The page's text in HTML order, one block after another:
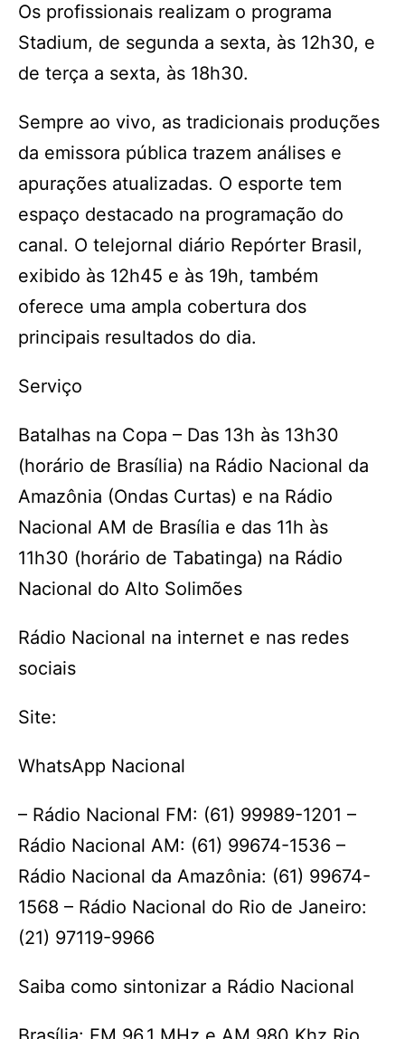
Os profissionais realizam o programa
Stadium, de segunda a sexta, às 12h30, e
de terça a sexta, às 18h30.
Sempre ao vivo, as tradicionais produções
da emissora pública trazem análises e
apurações atualizadas. O esporte tem
espaço destacado na programação do
canal. O telejornal diário Repórter Brasil,
exibido às 12h45 e às 19h, também
oferece uma ampla cobertura dos
principais resultados do dia.
Serviço
Batalhas na Copa – Das 13h às 13h30
(horário de Brasília) na Rádio Nacional da
Amazônia (Ondas Curtas) e na Rádio
Nacional AM de Brasília e das 11h às
11h30 (horário de Tabatinga) na Rádio
Nacional do Alto Solimões
Rádio Nacional na internet e nas redes
sociais
Site:
WhatsApp Nacional
– Rádio Nacional FM: (61) 99989-1201 –
Rádio Nacional AM: (61) 99674-1536 –
Rádio Nacional da Amazônia: (61) 99674-
1568 – Rádio Nacional do Rio de Janeiro:
(21) 97119-9966
Saiba como sintonizar a Rádio Nacional